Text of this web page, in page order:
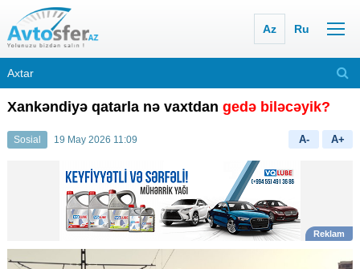
Az Ru
Xankəndiyə qatarla nə vaxtdan gedə biləcəyik?
Sosial 19 May 2026 11:09 A- A+